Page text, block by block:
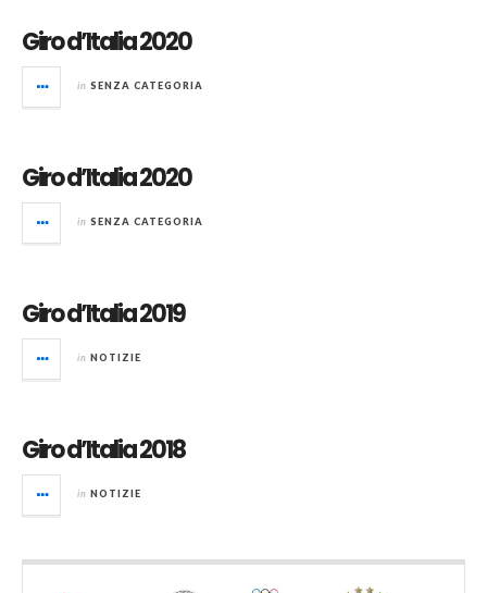
Giro d’Italia 2020
in SENZA CATEGORIA
Giro d’Italia 2020
in SENZA CATEGORIA
Giro d’Italia 2019
in NOTIZIE
Giro d’Italia 2018
in NOTIZIE